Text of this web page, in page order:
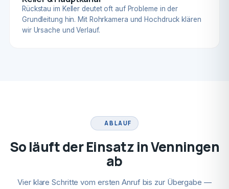
Rückstau im Keller deutet oft auf Probleme in der
Grundleitung hin. Mit Rohrkamera und Hochdruck klären
wir Ursache und Verlauf.
ABLAUF
So läuft der Einsatz in Venningen
ab
Vier klare Schritte vom ersten Anruf bis zur Übergabe —